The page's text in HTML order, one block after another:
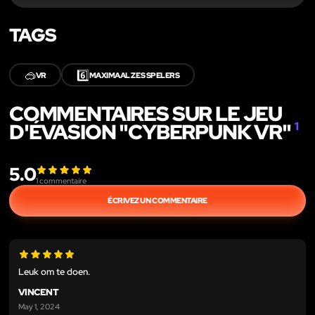
TAGS
🥽VR 6️⃣MAXIMAAL ZES SPELERS
COMMENTAIRES SUR LE JEU
D'ÉVASION "CYBERPUNK VR" 1
5.01commentaire
ÉCRIVEZ UN COMMENTAIRE
Leuk om te doen.
VINCENT
May 1, 2024